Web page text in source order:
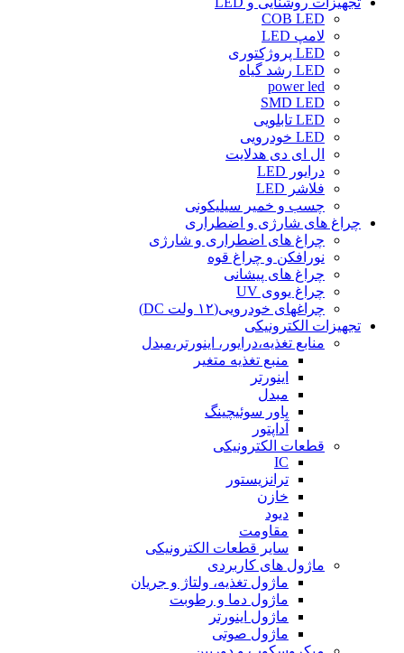
COB LED
لامپ LED
LED پروژکتوری
LED رشد گیاه
power led
SMD LED
LED تابلویی
LED خودرویی
ال ای دی هدلایت
درایور LED
فلاشر LED
چسب و خمیر سیلیکونی
چراغ های شارژی و اضطراری
چراغ های اضطراری و شارژی
نورافکن و چراغ قوه
چراغ های پیشانی
چراغ یووی UV
چراغهای خودرویی(۱۲ ولت DC)
تجهیزات الکترونیکی
منابع تغذیه،درایور، اینورتر،مبدل
منبع تغذیه متغیر
اینورتر
مبدل
پاور سوئیچینگ
آداپتور
قطعات الکترونیکی
IC
ترانزیستور
خازن
دیود
مقاومت
سایر قطعات الکترونیکی
ماژول های کاربردی
ماژول تغذیه، ولتاژ و جریان
ماژول دما و رطوبت
ماژول اینورتر
ماژول صوتی